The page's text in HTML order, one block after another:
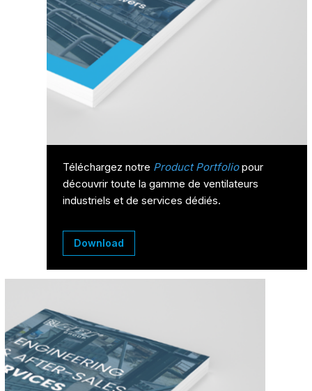
Téléchargez notre Product Portfoliopour
découvrir toute la gamme de ventilateurs
industriels et de services dédiés.
Download